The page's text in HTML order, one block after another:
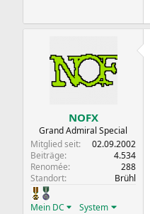
NOFX
Grand Admiral Special
Mitglied seit
02.09.2002
Beiträge
4.534
Renomée
288
Standort
Brühl
Mein DC System